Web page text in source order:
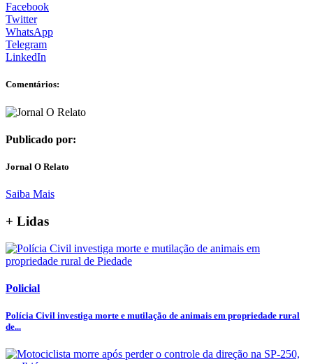
Facebook
Twitter
WhatsApp
Telegram
LinkedIn
Comentários:
Publicado por:
Jornal O Relato
Saiba Mais
+ Lidas
Policial
Polícia Civil investiga morte e mutilação de animais em propriedade rural
de...